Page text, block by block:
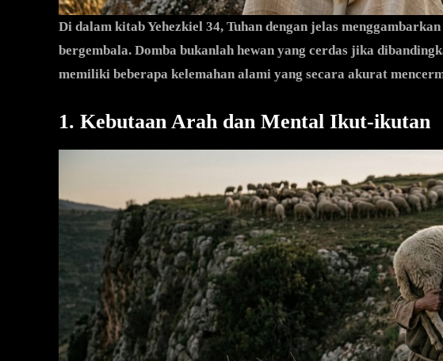
Di dalam kitab Yehezkiel 34, Tuhan dengan jelas
bergembala. Domba bukanlah hewan yang cerdas jika
memiliki beberapa kelemahan alami yang secara akurat
1. Kebutaan Arah dan Mental Ikut-ikutan